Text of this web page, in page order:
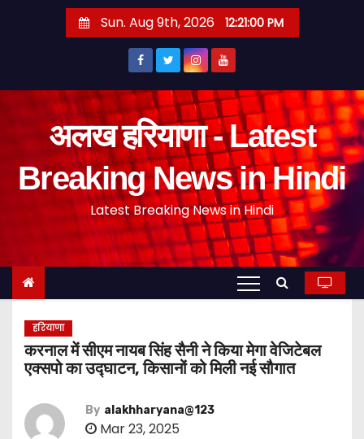
Sun. Aug 9th, 2026 12:21:01 PM
अलख हरियाणा - Latest
Breaking News in Hindi
Latest Breaking News in Hindi
हरियाणा
करनाल में सीएम नायब सिंह सैनी ने किया मेगा वेजिटेबल
एक्सपो का उद्घाटन, किसानों को मिली नई सौगात
By alakhharyana@123
Mar 23, 2025